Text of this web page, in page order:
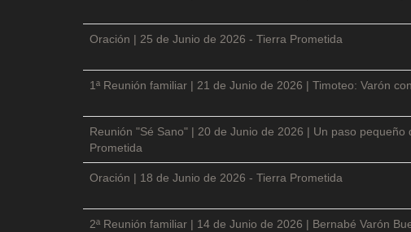
Oración | 25 de Junio de 2026 - Tierra Prometida
1ª Reunión familiar | 21 de Junio de 2026 | Timoteo: Varón
Reunión "Sé Sano" | 20 de Junio de 2026 | Un paso pequeño
Prometida
Oración | 18 de Junio de 2026 - Tierra Prometida
2ª Reunión familiar | 14 de Junio de 2026 | Bernabé Varón